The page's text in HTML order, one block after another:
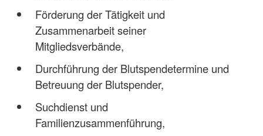
Förderung der Tätigkeit und
Zusammenarbeit seiner
Mitgliedsverbände,
Durchführung der Blutspendetermine und
Betreuung der Blutspender,
Suchdienst und
Familienzusammenführung,